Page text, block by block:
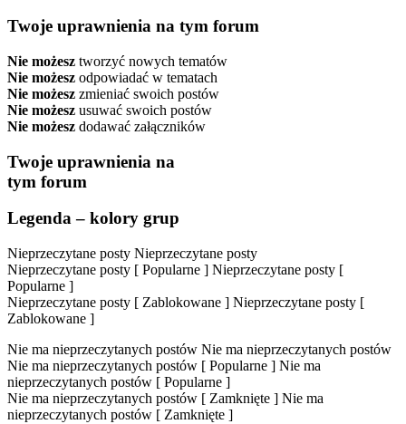
Twoje uprawnienia na tym forum
Nie możesz tworzyć nowych tematów
Nie możesz odpowiadać w tematach
Nie możesz zmieniać swoich postów
Nie możesz usuwać swoich postów
Nie możesz dodawać załączników
Twoje uprawnienia na
tym forum
Legenda – kolory grup
Nieprzeczytane posty Nieprzeczytane posty
Nieprzeczytane posty [ Popularne ] Nieprzeczytane posty [
Popularne ]
Nieprzeczytane posty [ Zablokowane ] Nieprzeczytane posty [
Zablokowane ]
Nie ma nieprzeczytanych postów Nie ma nieprzeczytanych postów
Nie ma nieprzeczytanych postów [ Popularne ] Nie ma
nieprzeczytanych postów [ Popularne ]
Nie ma nieprzeczytanych postów [ Zamknięte ] Nie ma
nieprzeczytanych postów [ Zamknięte ]